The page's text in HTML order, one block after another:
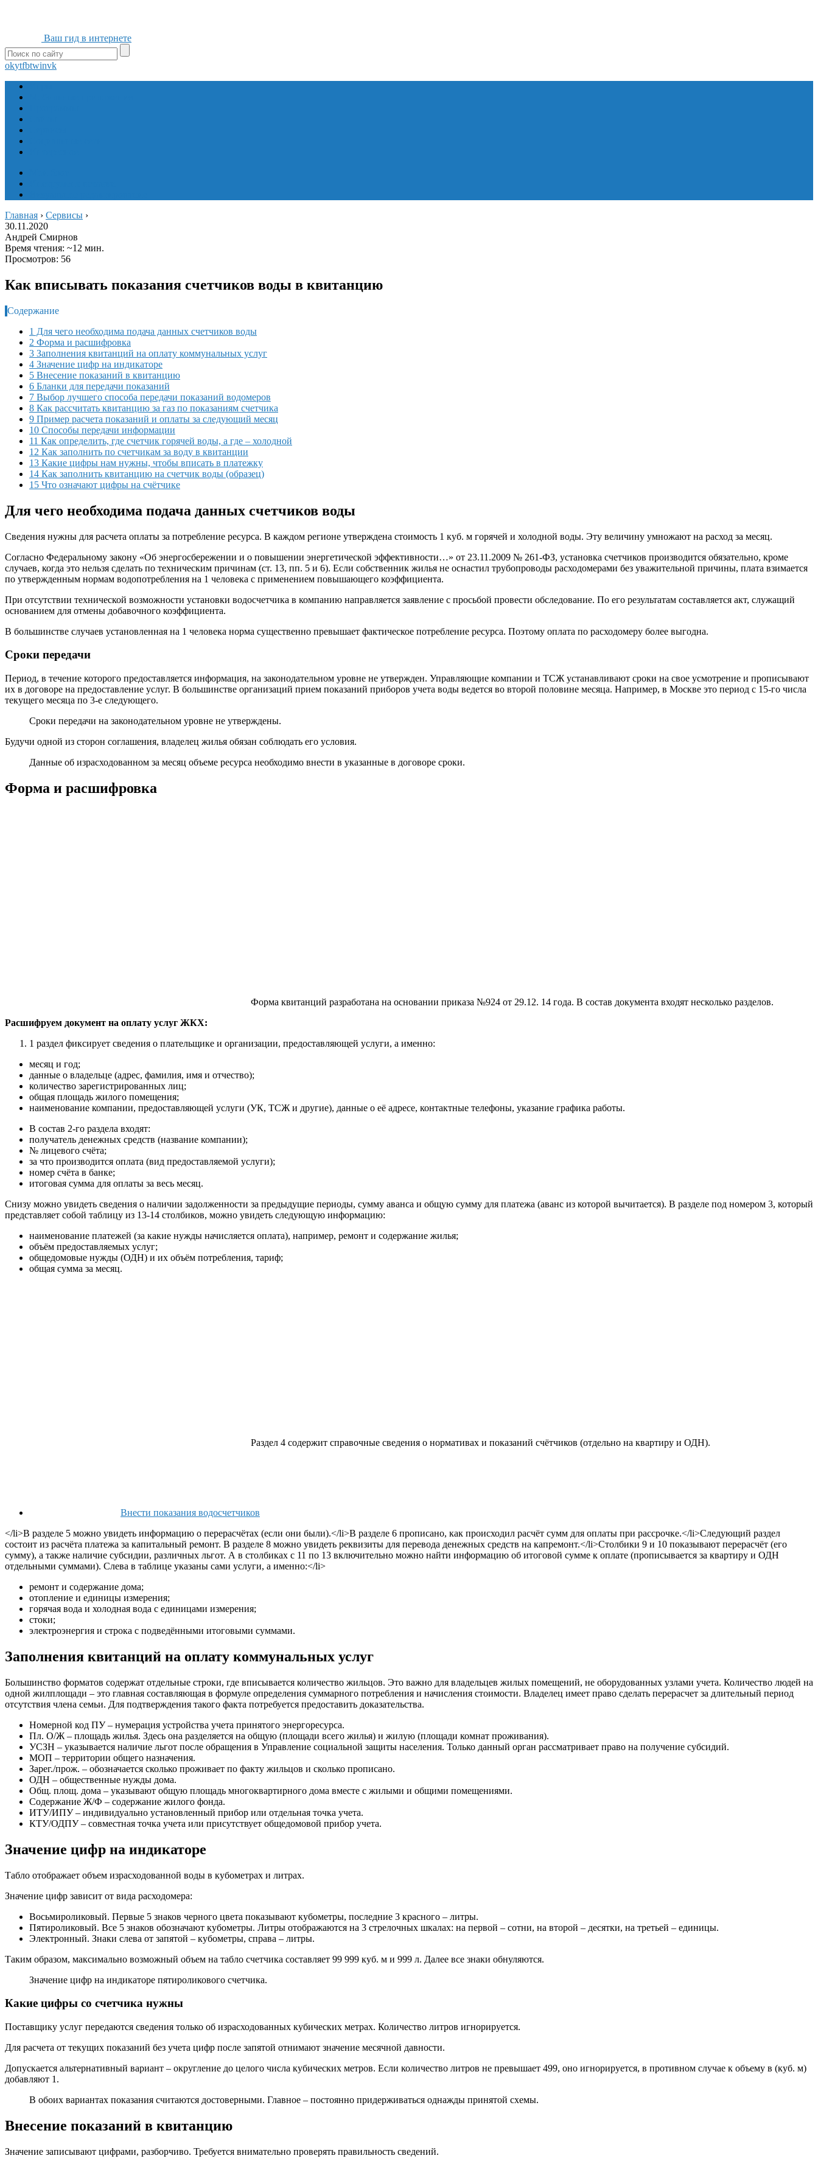
Ваш гид в интернете
okytfbtwinvk
Главная › Сервисы ›
30.11.2020
Андрей Смирнов
Время чтения: ~12 мин.
Просмотров: 56
Как вписывать показания счетчиков воды в квитанцию
Содержание
1 Для чего необходима подача данных счетчиков воды
2 Форма и расшифровка
3 Заполнения квитанций на оплату коммунальных услуг
4 Значение цифр на индикаторе
5 Внесение показаний в квитанцию
6 Бланки для передачи показаний
7 Выбор лучшего способа передачи показаний водомеров
8 Как рассчитать квитанцию за газ по показаниям счетчика
9 Пример расчета показаний и оплаты за следующий месяц
10 Способы передачи информации
11 Как определить, где счетчик горячей воды, а где – холодной
12 Как заполнить по счетчикам за воду в квитанции
13 Какие цифры нам нужны, чтобы вписать в платежку
14 Как заполнить квитанцию на счетчик воды (образец)
15 Что означают цифры на счётчике
Для чего необходима подача данных счетчиков воды
Сведения нужны для расчета оплаты за потребление ресурса. В каждом регионе утверждена стоимость 1 куб. м горячей и холодной воды. Эту величину умножают на расход за месяц.
Согласно Федеральному закону «Об энергосбережении и о повышении энергетической эффективности…» от 23.11.2009 № 261-ФЗ, установка счетчиков производится обязательно, кроме
случаев, когда это нельзя сделать по техническим причинам (ст. 13, пп. 5 и 6). Если собственник жилья не оснастил трубопроводы расходомерами без уважительной причины, плата взимается
по утвержденным нормам водопотребления на 1 человека с применением повышающего коэффициента.
При отсутствии технической возможности установки водосчетчика в компанию направляется заявление с просьбой провести обследование. По его результатам составляется акт, служащий
основанием для отмены добавочного коэффициента.
В большинстве случаев установленная на 1 человека норма существенно превышает фактическое потребление ресурса. Поэтому оплата по расходомеру более выгодна.
Сроки передачи
Период, в течение которого предоставляется информация, на законодательном уровне не утвержден. Управляющие компании и ТСЖ устанавливают сроки на свое усмотрение и прописывают
их в договоре на предоставление услуг. В большинстве организаций прием показаний приборов учета воды ведется во второй половине месяца. Например, в Москве это период с 15-го числа
текущего месяца по 3-е следующего.
Сроки передачи на законодательном уровне не утверждены.
Будучи одной из сторон соглашения, владелец жилья обязан соблюдать его условия.
Данные об израсходованном за месяц объеме ресурса необходимо внести в указанные в договоре сроки.
Форма и расшифровка
Форма квитанций разработана на основании приказа №924 от 29.12. 14 года. В состав документа входят несколько разделов.
Расшифруем документ на оплату услуг ЖКХ:
1 раздел фиксирует сведения о плательщике и организации, предоставляющей услуги, а именно:
месяц и год;
данные о владельце (адрес, фамилия, имя и отчество);
количество зарегистрированных лиц;
общая площадь жилого помещения;
наименование компании, предоставляющей услуги (УК, ТСЖ и другие), данные о её адресе, контактные телефоны, указание графика работы.
В состав 2-го раздела входят:
получатель денежных средств (название компании);
№ лицевого счёта;
за что производится оплата (вид предоставляемой услуги);
номер счёта в банке;
итоговая сумма для оплаты за весь месяц.
Снизу можно увидеть сведения о наличии задолженности за предыдущие периоды, сумму аванса и общую сумму для платежа (аванс из которой вычитается). В разделе под номером 3, который
представляет собой таблицу из 13-14 столбиков, можно увидеть следующую информацию:
наименование платежей (за какие нужды начисляется оплата), например, ремонт и содержание жилья;
объём предоставляемых услуг;
общедомовые нужды (ОДН) и их объём потребления, тариф;
общая сумма за месяц.
Раздел 4 содержит справочные сведения о нормативах и показаний счётчиков (отдельно на квартиру и ОДН).
Внести показания водосчетчиков
</li>В разделе 5 можно увидеть информацию о перерасчётах (если они были).</li>В разделе 6 прописано, как происходил расчёт сумм для оплаты при рассрочке.</li>Следующий раздел
состоит из расчёта платежа за капитальный ремонт. В разделе 8 можно увидеть реквизиты для перевода денежных средств на капремонт.</li>Столбики 9 и 10 показывают перерасчёт (его
сумму), а также наличие субсидии, различных льгот. А в столбиках с 11 по 13 включительно можно найти информацию об итоговой сумме к оплате (прописывается за квартиру и ОДН
отдельными суммами). Слева в таблице указаны сами услуги, а именно:</li>
ремонт и содержание дома;
отопление и единицы измерения;
горячая вода и холодная вода с единицами измерения;
стоки;
электроэнергия и строка с подведёнными итоговыми суммами.
Заполнения квитанций на оплату коммунальных услуг
Большинство форматов содержат отдельные строки, где вписывается количество жильцов. Это важно для владельцев жилых помещений, не оборудованных узлами учета. Количество людей на
одной жилплощади – это главная составляющая в формуле определения суммарного потребления и начисления стоимости. Владелец имеет право сделать перерасчет за длительный период
отсутствия члена семьи. Для подтверждения такого факта потребуется предоставить доказательства.
Номерной код ПУ – нумерация устройства учета принятого энергоресурса.
Пл. О/Ж – площадь жилья. Здесь она разделяется на общую (площади всего жилья) и жилую (площади комнат проживания).
УСЗН – указывается наличие льгот после обращения в Управление социальной защиты населения. Только данный орган рассматривает право на получение субсидий.
МОП – территории общего назначения.
Зарег./прож. – обозначается сколько проживает по факту жильцов и сколько прописано.
ОДН – общественные нужды дома.
Общ. площ. дома – указывают общую площадь многоквартирного дома вместе с жилыми и общими помещениями.
Содержание Ж/Ф – содержание жилого фонда.
ИТУ/ИПУ – индивидуально установленный прибор или отдельная точка учета.
КТУ/ОДПУ – совместная точка учета или присутствует общедомовой прибор учета.
Значение цифр на индикаторе
Табло отображает объем израсходованной воды в кубометрах и литрах.
Значение цифр зависит от вида расходомера:
Восьмироликовый. Первые 5 знаков черного цвета показывают кубометры, последние 3 красного – литры.
Пятироликовый. Все 5 знаков обозначают кубометры. Литры отображаются на 3 стрелочных шкалах: на первой – сотни, на второй – десятки, на третьей – единицы.
Электронный. Знаки слева от запятой – кубометры, справа – литры.
Таким образом, максимально возможный объем на табло счетчика составляет 99 999 куб. м и 999 л. Далее все знаки обнуляются.
Значение цифр на индикаторе пятироликового счетчика.
Какие цифры со счетчика нужны
Поставщику услуг передаются сведения только об израсходованных кубических метрах. Количество литров игнорируется.
Для расчета от текущих показаний без учета цифр после запятой отнимают значение месячной давности.
Допускается альтернативный вариант – округление до целого числа кубических метров. Если количество литров не превышает 499, оно игнорируется, в противном случае к объему в (куб. м)
добавляют 1.
В обоих вариантах показания считаются достоверными. Главное – постоянно придерживаться однажды принятой схемы.
Внесение показаний в квитанцию
Значение записывают цифрами, разборчиво. Требуется внимательно проверять правильность сведений.